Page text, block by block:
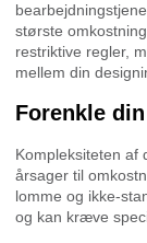
største
restriktive regler,
mellem din
Forenkle
Kompleksiteten af
årsager til
lomme og ikke-
og kan kræve